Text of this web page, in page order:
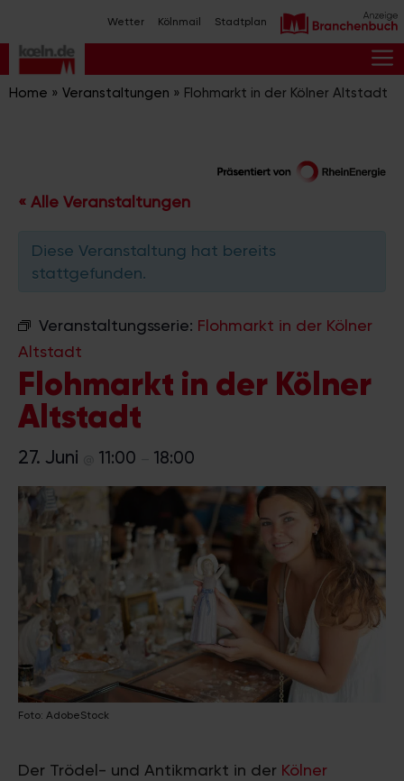
Inhalt
springen
Wetter Kölnmail Stadtplan
Home » Veranstaltungen » Flohmarkt in der Kölner Altstadt
« Alle Veranstaltungen
Diese Veranstaltung hat bereits
stattgefunden.
Veranstaltungsserie: Flohmarkt in der Kölner
Altstadt
Flohmarkt in der Kölner
Altstadt
27. Juni 11:00 18:00
Foto: AdobeStock
Der Trödel- und Antikmarkt in der Kölner